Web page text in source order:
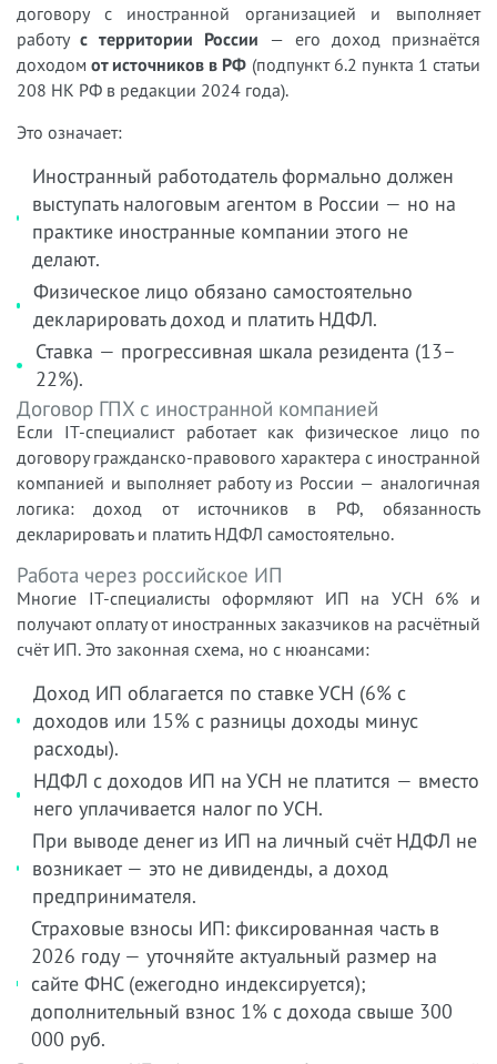
договору с иностранной организацией и выполняет
работу с территории России — его доход признаётся
доходомот источников в РФ (подпункт 6.2 пункта 1 статьи
208 НК РФ в редакции 2024 года).
Это означает:
Иностранный работодатель формально должен
выступать налоговым агентом в России — но на
практике иностранные компании этого не
делают.
Физическое лицо обязано самостоятельно
декларировать доход и платить НДФЛ.
Ставка — прогрессивная шкала резидента (13–
22%).
Договор ГПХ с иностранной компанией
Если IT-специалист работает как физическое лицо по
договору гражданско-правового характера с иностранной
компанией и выполняет работу из России — аналогичная
логика: доход от источников в РФ, обязанность
декларировать и платить НДФЛ самостоятельно.
Работа через российское ИП
Многие IT-специалисты оформляют ИП на УСН 6% и
получают оплату от иностранных заказчиков на расчётный
счёт ИП. Это законная схема, но с нюансами:
Доход ИП облагается по ставке УСН (6% с
доходов или 15% с разницы доходы минус
расходы).
НДФЛ с доходов ИП на УСН не платится — вместо
него уплачивается налог по УСН.
При выводе денег из ИП на личный счёт НДФЛ не
возникает — это не дивиденды, а доход
предпринимателя.
Страховые взносы ИП: фиксированная часть в
2026 году — уточняйте актуальный размер на
сайте ФНС (ежегодно индексируется);
дополнительный взнос 1% с дохода свыше 300
000 руб.